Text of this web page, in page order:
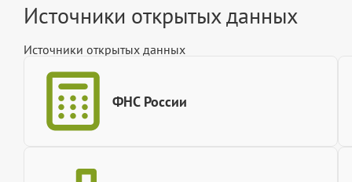
Источники открытых данных
Источники открытых данных
ФНС России